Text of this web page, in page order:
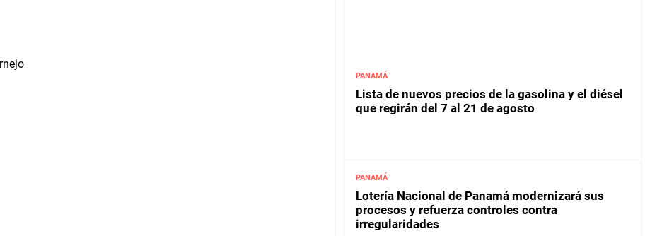
PANAMÁ
Lista de nuevos precios de la gasolina y el diésel
que regirán del 7 al 21 de agosto
PANAMÁ
Lotería Nacional de Panamá modernizará sus
procesos y refuerza controles contra
irregularidades